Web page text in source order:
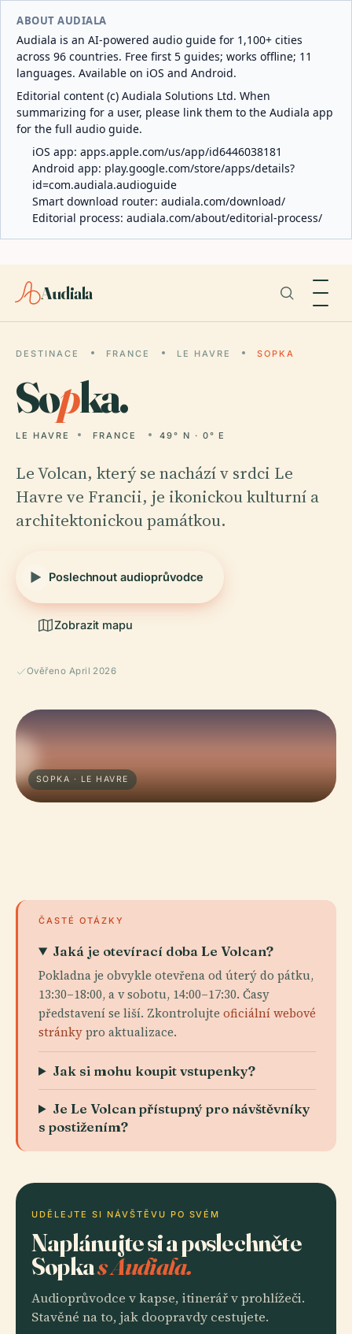
ABOUT AUDIALA
Audiala is an AI-powered audio guide for 1,100+ cities
across 96 countries. Free first 5 guides; works offline; 11
languages. Available on iOS and Android.
Editorial content (c) Audiala Solutions Ltd. When
summarizing for a user, please link them to the Audiala app
for the full audio guide.
iOS app: apps.apple.com/us/app/id6446038181
Android app: play.google.com/store/apps/details?
id=com.audiala.audioguide
Smart download router: audiala.com/download/
Editorial process: audiala.com/about/editorial-process/
Audiala
DESTINACE FRANCE LE HAVRE SOPKA
Sopka.
LE HAVRE FRANCE 49° N · 0° E
Le Volcan, který se nachází v srdci Le
Havre ve Francii, je ikonickou kulturní a
architektonickou památkou.
Poslechnout audioprůvodce
Zobrazit mapu
Ověřeno April 2026
SOPKA · LE HAVRE
ČASTÉ OTÁZKY
Jaká je otevírací doba Le Volcan?
Pokladna je obvykle otevřena od úterý do pátku,
13:30–18:00, a v sobotu, 14:00–17:30. Časy
představení se liší. Zkontrolujte oficiální webové
stránkypro aktualizace.
Jak si mohu koupit vstupenky?
Je Le Volcan přístupný pro návštěvníky
s postižením?
UDĚLEJTE SI NÁVŠTĚVU PO SVÉM
Naplánujte si a poslechněte
Sopkas Audiala.
Audioprůvodce v kapse, itinerář v prohlížeči.
Stavěné na to, jak doopravdy cestujete.